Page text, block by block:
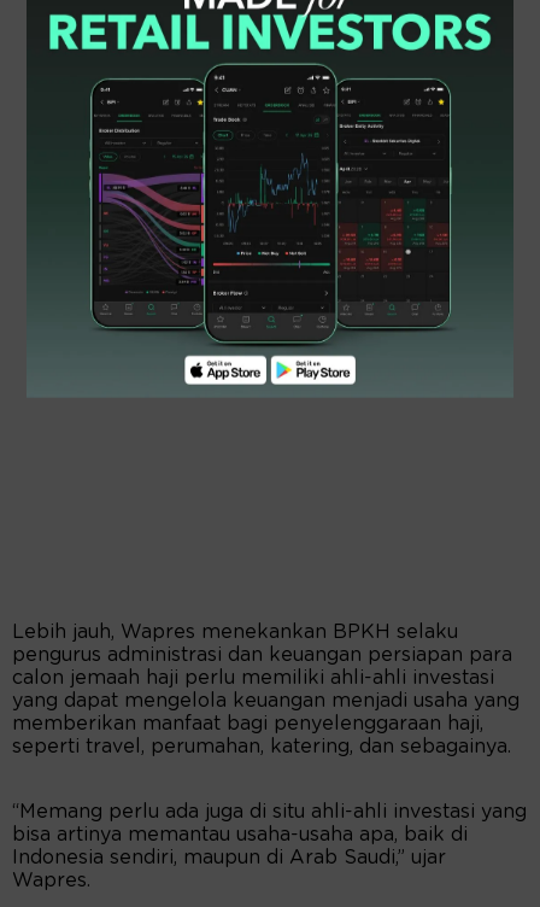
Lebih jauh, Wapres menekankan BPKH selaku
pengurus administrasi dan keuangan persiapan para
calon jemaah haji perlu memiliki ahli-ahli investasi
yang dapat mengelola keuangan menjadi usaha yang
memberikan manfaat bagi penyelenggaraan haji,
seperti travel, perumahan, katering, dan sebagainya.
“Memang perlu ada juga di situ ahli-ahli investasi yang
bisa artinya memantau usaha-usaha apa, baik di
Indonesia sendiri, maupun di Arab Saudi,” ujar
Wapres.